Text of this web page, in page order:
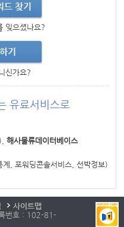
찾기
잊으셨나요?
기
신가요?
유료서비스로
),해사물류데이터베이스
, 포워딩콘솔서비스, 선박정보)
사이트맵
번호 : 102-81-